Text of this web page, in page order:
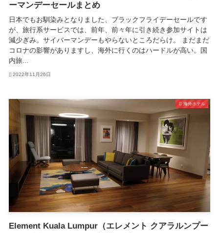
ーマンデーセールまとめ
日本でもお馴染みとなりました、ブラックフライデーセールです
が、旅行系サービスでは、前年、前々年に引き続き参加サイトは
減少ぎみ。サイバーマンデーもやらないところだらけ。 まだまだ
コロナの影響がありますし、海外に行くのはハードルが高い。国
内旅...
2022年11月26日
海外ホテル
Element Kuala Lumpur（エレメント クアラルンプー